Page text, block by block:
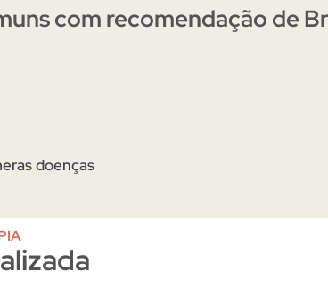
com recomendação de
doenças